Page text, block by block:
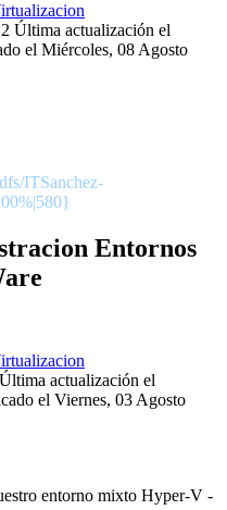
Última actualización el
el Miércoles, 08 Agosto
ITSanchez-
Entornos
Última actualización el
el Viernes, 03 Agosto
entorno mixto Hyper-V -